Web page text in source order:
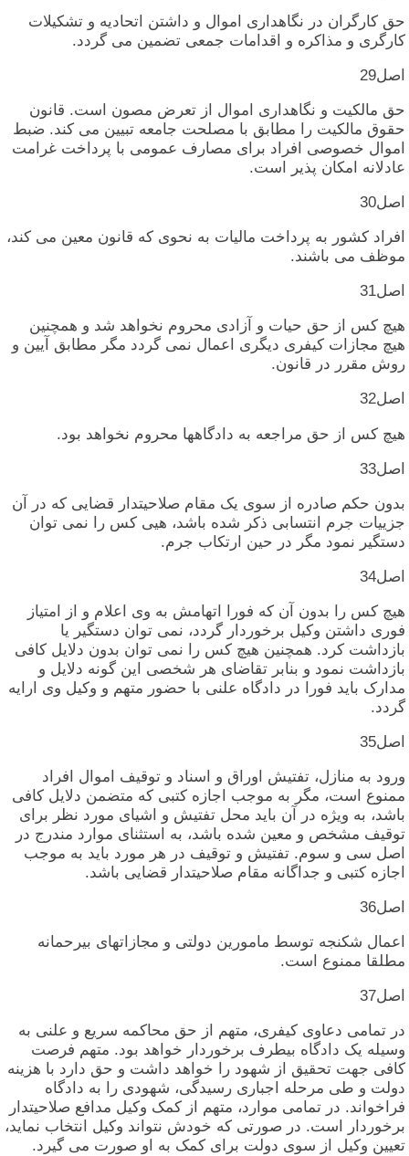
حق‏ کارگران‏ در نگاهداری‏ اموال‏ و داشتن‏ اتحادیه‏ و تشکیلات‏
کارگری‏ و مذاکره‏ و اقدامات‏ جمعی‏ تضمین‏ می‏ گردد.
اصل‏29
حق‏ مالکیت‏ و نگاهداری‏ اموال‏ از تعرض‏ مصون‏ است‏. قانون‏
حقوق‏ مالکیت‏ را مطابق‏ با مصلحت‏ جامعه‏ تبیین‏ می‏ کند. ضبط
اموال‏ خصوصی‏ افراد برای‏ مصارف‏ عمومی‏ با پرداخت‏ غرامت‏
عادلانه‏ امکان‏ پذیر است‏.
اصل‏30
افراد کشور به‏ پرداخت‏ مالیات‏ به‏ نحوی‏ که‏ قانون‏ معین‏ می‏ کند،
موظف‏ می‏ باشند.
اصل‏31
هیچ‏ کس‏ از حق‏ حیات‏ و آزادی‏ محروم‏ نخواهد شد و همچنین‏
هیچ‏ مجازات‏ کیفری‏ دیگری‏ اعمال‏ نمی‏ گردد مگر مطابق‏ آیین‏ و
روش‏ مقرر در قانون‏.
اصل‏32
هیچ‏ کس‏ از حق‏ مراجعه‏ به‏ دادگاهها محروم‏ نخواهد بود.
اصل‏33
بدون‏ حکم‏ صادره‏ از سوی‏ یک‏ مقام‏ صلاحیتدار قضایی‏ که‏ در آن‏
جزییات‏ جرم‏ انتسابی‏ ذکر شده‏ باشد، هیی کس‏ را نمی‏ توان‏
دستگیر نمود مگر در حین‏ ارتکاب‏ جرم‏.
اصل‏34
هیچ‏ کس‏ را بدون‏ آن‏ که‏ فورا اتهامش‏ به‏ وی‏ اعلام‏ و از امتیاز
فوری‏ داشتن‏ وکیل‏ برخوردار گردد، نمی‏ توان‏ دستگیر یا
بازداشت‏ کرد. همچنین‏ هیچ‏ کس‏ را نمی‏ توان‏ بدون‏ دلایل‏ کافی‏
بازداشت‏ نمود و بنابر تقاضای‏ هر شخصی‏ این‏ گونه‏ دلایل‏ و
مدارک‏ باید فورا در دادگاه‏ علنی‏ با حضور متهم‏ و وکیل‏ وی‏ ارایه‏
گردد.
اصل‏35
ورود به‏ منازل‏، تفتیش‏ اوراق‏ و اسناد و توقیف‏ اموال‏ افراد
ممنوع‏ است‏، مگر به‏ موجب‏ اجازه‏ کتبی‏ که‏ متضمن‏ دلایل‏ کافی‏
باشد، به‏ ویژه‏ در آن‏ باید محل‏ تفتیش‏ و اشیای‏ مورد نظر برای‏
توقیف‏ مشخص‏ و معین‏ شده‏ باشد، به‏ استثنای‏ موارد مندرج‏ در
اصل‏ سی‏ و سوم‏. تفتیش‏ و توقیف‏ در هر مورد باید به‏ موجب‏
اجازه‏ کتبی‏ و جداگانه‏ مقام‏ صلاحیتدار قضایی‏ باشد.
اصل‏36
اعمال‏ شکنجه‏ توسط مامورین‏ دولتی‏ و مجازاتهای‏ بیرحمانه‏
مطلقا ممنوع‏ است‏.
اصل‏37
در تمامی‏ دعاوی‏ کیفری‏، متهم‏ از حق‏ محاکمه‏ سریع و علنی‏ به‏
وسیله‏ یک‏ دادگاه‏ بیطرف‏ برخوردار خواهد بود. متهم‏ فرصت‏
کافی‏ جهت‏ تحقیق‏ از شهود را خواهد داشت‏ و حق‏ دارد با هزینه‏
دولت‏ و طی‏ مرحله‏ اجباری‏ رسیدگی‏، شهودی‏ را به‏ دادگاه‏
فراخواند. در تمامی‏ موارد، متهم‏ از کمک‏ وکیل‏ مدافع صلاحیتدار
برخوردار است‏. در صورتی‏ که‏ خودش‏ نتواند وکیل‏ انتخاب‏ نماید،
تعیین‏ وکیل‏ از سوی‏ دولت‏ برای‏ کمک‏ به‏ او صورت‏ می‏ گیرد.